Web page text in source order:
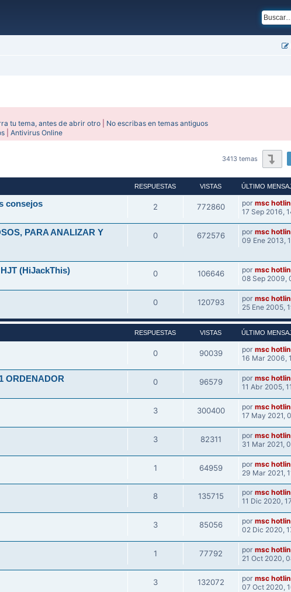
tu tema, antes de abrir otro
No escribas en temas antiguos
|Antivirus Online
3413 temas
RESPUESTAS VISTAS ÚLTIMO
consejos 2 772860 por msc
17 Sep 2016,
PARA ANALIZAR Y
0 672576 por msc
09 Ene 2013,
(HiJackThis) 0 106646 por msc
08 Sep 2009,
0 120793 por msc
25 Ene 2005,
RESPUESTAS VISTAS ÚLTIMO
0 90039 por msc
16 Mar 2006,
ORDENADOR 0 96579 por msc
11 Abr 2005,
3 300400 por msc
17 May 2021,
3 82311 por msc
31 Mar 2021,
1 64959 por msc
29 Mar 2021,
8 135715 por msc
11 Dic 2020,
3 85056 por msc
02 Dic 2020,
1 77792 por msc
21 Oct 2020,
3 132072 por msc
07 Oct 2020,